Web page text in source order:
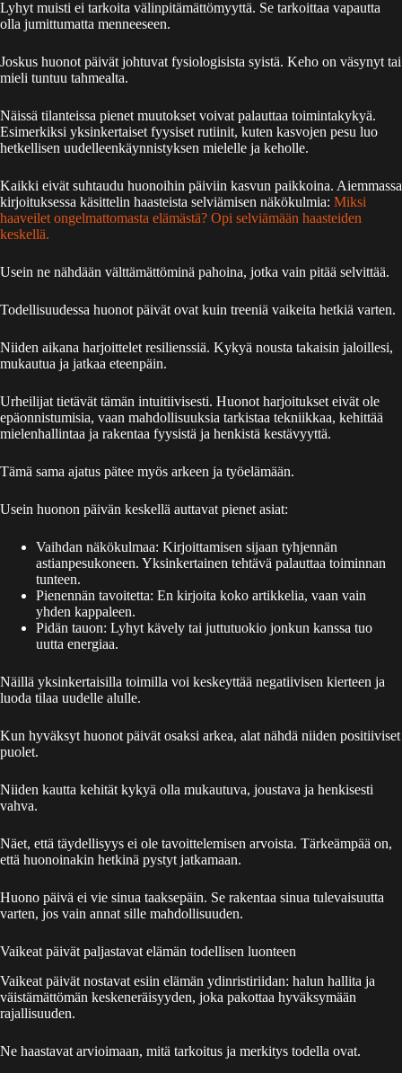
Lyhyt muisti ei tarkoita välinpitämättömyyttä. Se tarkoittaa vapautta
olla jumittumatta menneeseen.
Joskus huonot päivät johtuvat fysiologisista syistä. Keho on väsynyt tai
mieli tuntuu tahmealta.
Näissä tilanteissa pienet muutokset voivat palauttaa toimintakykyä.
Esimerkiksi yksinkertaiset fyysiset rutiinit, kuten kasvojen pesu luo
hetkellisen uudelleenkäynnistyksen mielelle ja keholle.
Kaikki eivät suhtaudu huonoihin päiviin kasvun paikkoina. Aiemmassa
kirjoituksessa käsittelin haasteista selviämisen näkökulmia: Miksi
haaveilet ongelmattomasta elämästä? Opi selviämään haasteiden
keskellä.
Usein ne nähdään välttämättöminä pahoina, jotka vain pitää selvittää.
Todellisuudessa huonot päivät ovat kuin treeniä vaikeita hetkiä varten.
Niiden aikana harjoittelet resilienssiä. Kykyä nousta takaisin jaloillesi,
mukautua ja jatkaa eteenpäin.
Urheilijat tietävät tämän intuitiivisesti. Huonot harjoitukset eivät ole
epäonnistumisia, vaan mahdollisuuksia tarkistaa tekniikkaa, kehittää
mielenhallintaa ja rakentaa fyysistä ja henkistä kestävyyttä.
Tämä sama ajatus pätee myös arkeen ja työelämään.
Usein huonon päivän keskellä auttavat pienet asiat:
Vaihdan näkökulmaa: Kirjoittamisen sijaan tyhjennän
astianpesukoneen. Yksinkertainen tehtävä palauttaa toiminnan
tunteen.
Pienennän tavoitetta: En kirjoita koko artikkelia, vaan vain
yhden kappaleen.
Pidän tauon: Lyhyt kävely tai juttutuokio jonkun kanssa tuo
uutta energiaa.
Näillä yksinkertaisilla toimilla voi keskeyttää negatiivisen kierteen ja
luoda tilaa uudelle alulle.
Kun hyväksyt huonot päivät osaksi arkea, alat nähdä niiden positiiviset
puolet.
Niiden kautta kehität kykyä olla mukautuva, joustava ja henkisesti
vahva.
Näet, että täydellisyys ei ole tavoittelemisen arvoista. Tärkeämpää on,
että huonoinakin hetkinä pystyt jatkamaan.
Huono päivä ei vie sinua taaksepäin. Se rakentaa sinua tulevaisuutta
varten, jos vain annat sille mahdollisuuden.
Vaikeat päivät paljastavat elämän todellisen luonteen
Vaikeat päivät nostavat esiin elämän ydinristiriidan: halun hallita ja
väistämättömän keskeneräisyyden, joka pakottaa hyväksymään
rajallisuuden.
Ne haastavat arvioimaan, mitä tarkoitus ja merkitys todella ovat.